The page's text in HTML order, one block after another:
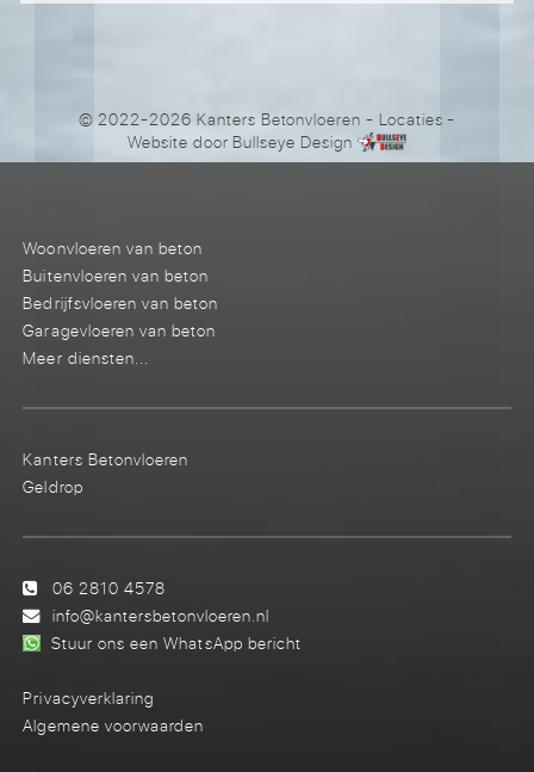
© 2022-2026 Kanters Betonvloeren - Locaties -
Website doorBullseye Design
Woonvloeren van beton
Buitenvloeren van beton
Bedrijfsvloeren van beton
Garagevloeren van beton
Meer diensten...
Kanters Betonvloeren
Geldrop
06 2810 4578
info@kantersbetonvloeren.nl
Stuur ons een WhatsApp bericht
Privacyverklaring
Algemene voorwaarden